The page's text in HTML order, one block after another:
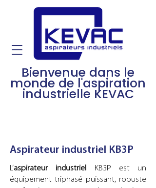
Bienvenue dans le
monde de l'aspiration
industrielle KEVAC
Aspirateur industriel KB3P
L’aspirateur industriel
KB3P est un
équipement triphasé puissant, robuste